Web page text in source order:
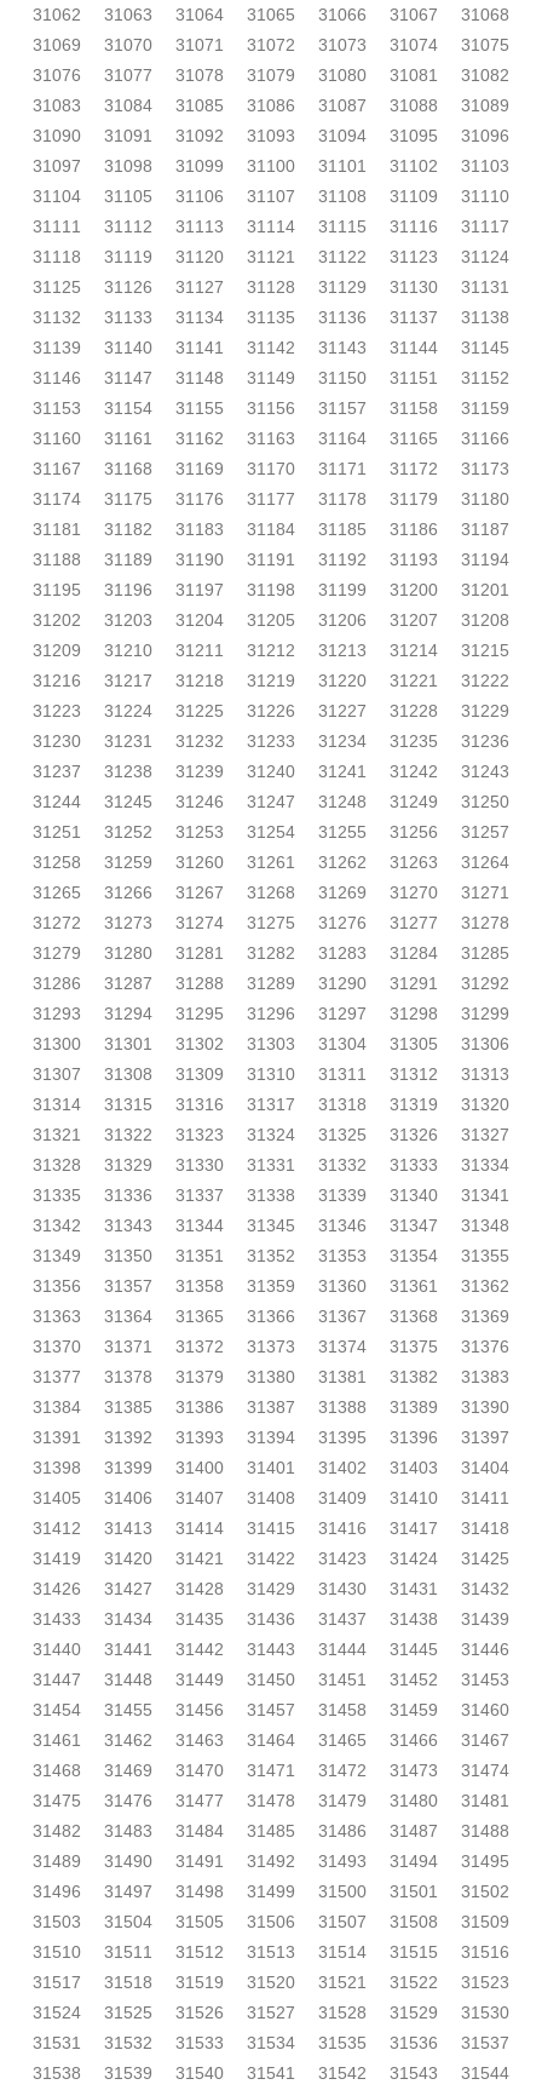
31062
31063 31064 31065 31066 31067
31068
31069
31070 31071 31072 31073 31074
31075
31076
31077 31078 31079 31080 31081
31082
31083
31084 31085 31086 31087 31088
31089
31090
31091 31092 31093 31094 31095
31096
31097
31098 31099 31100 31101 31102
31103
31104
31105 31106 31107 31108 31109
31110
31111
31112 31113 31114 31115 31116
31117
31118
31119 31120 31121 31122 31123
31124
31125
31126 31127 31128 31129 31130
31131
31132
31133 31134 31135 31136 31137
31138
31139
31140 31141 31142 31143 31144
31145
31146
31147 31148 31149 31150 31151
31152
31153
31154 31155 31156 31157 31158
31159
31160
31161 31162 31163 31164 31165
31166
31167
31168 31169 31170 31171 31172
31173
31174
31175 31176 31177 31178 31179
31180
31181
31182 31183 31184 31185 31186
31187
31188
31189 31190 31191 31192 31193
31194
31195
31196 31197 31198 31199 31200
31201
31202
31203 31204 31205 31206 31207
31208
31209
31210 31211 31212 31213 31214
31215
31216
31217 31218 31219 31220 31221
31222
31223
31224 31225 31226 31227 31228
31229
31230
31231 31232 31233 31234 31235
31236
31237
31238 31239 31240 31241 31242
31243
31244
31245 31246 31247 31248 31249
31250
31251
31252 31253 31254 31255 31256
31257
31258
31259 31260 31261 31262 31263
31264
31265
31266 31267 31268 31269 31270
31271
31272
31273 31274 31275 31276 31277
31278
31279
31280 31281 31282 31283 31284
31285
31286
31287 31288 31289 31290 31291
31292
31293
31294 31295 31296 31297 31298
31299
31300
31301 31302 31303 31304 31305
31306
31307
31308 31309 31310 31311 31312
31313
31314
31315 31316 31317 31318 31319
31320
31321
31322 31323 31324 31325 31326
31327
31328
31329 31330 31331 31332 31333
31334
31335
31336 31337 31338 31339 31340
31341
31342
31343 31344 31345 31346 31347
31348
31349
31350 31351 31352 31353 31354
31355
31356
31357 31358 31359 31360 31361
31362
31363
31364 31365 31366 31367 31368
31369
31370
31371 31372 31373 31374 31375
31376
31377
31378 31379 31380 31381 31382
31383
31384
31385 31386 31387 31388 31389
31390
31391
31392 31393 31394 31395 31396
31397
31398
31399 31400 31401 31402 31403
31404
31405
31406 31407 31408 31409 31410
31411
31412
31413 31414 31415 31416 31417
31418
31419
31420 31421 31422 31423 31424
31425
31426
31427 31428 31429 31430 31431
31432
31433
31434 31435 31436 31437 31438
31439
31440
31441 31442 31443 31444 31445
31446
31447
31448 31449 31450 31451 31452
31453
31454
31455 31456 31457 31458 31459
31460
31461
31462 31463 31464 31465 31466
31467
31468
31469 31470 31471 31472 31473
31474
31475
31476 31477 31478 31479 31480
31481
31482
31483 31484 31485 31486 31487
31488
31489
31490 31491 31492 31493 31494
31495
31496
31497 31498 31499 31500 31501
31502
31503
31504 31505 31506 31507 31508
31509
31510
31511 31512 31513 31514 31515
31516
31517
31518 31519 31520 31521 31522
31523
31524
31525 31526 31527 31528 31529
31530
31531
31532 31533 31534 31535 31536
31537
31538
31539 31540 31541 31542 31543
31544